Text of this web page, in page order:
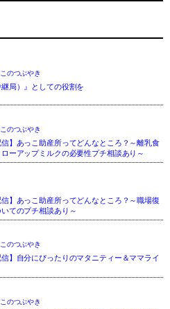
のつぶやき
局）』としての役割を
のつぶやき
信】あっこ助産所ってどんなところ？～離乳食
ーアップミルクの必要性プチ相談あり～
信】あっこ助産所ってどんなところ？～職場復
てのプチ相談あり～
のつぶやき
】自分にぴったりのマタニティー＆ママライ
のつぶやき